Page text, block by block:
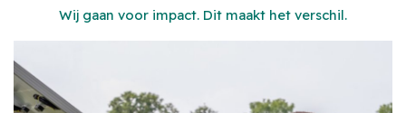
Wij gaan voor impact. Dit maakt het verschil.